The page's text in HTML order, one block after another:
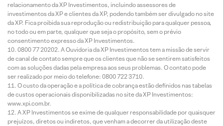
relacionamento da XP Investimentos, incluindo assessores de
investimentos da XP e clientes da XP, podendo também ser divulgado no site
da XP. Fica proibida sua reprodução ou redistribuição para qualquer pessoa,
no todo ou em parte, qualquer que seja o propósito, sem o prévio
consentimento expresso da XP Investimentos.
0800 77 20202. A Ouvidoria da XP Investimentos tem a missão de servir
de canal de contato sempre que os clientes que não se sentirem satisfeitos
com as soluções dadas pela empresa aos seus problemas. O contato pode
ser realizado por meio do telefone: 0800 722 3710.
O custo da operação e a política de cobrança estão definidos nas tabelas
de custos operacionais disponibilizadas no site da XP Investimentos:
www.xpi.com.br.
A XP Investimentos se exime de qualquer responsabilidade por quaisquer
prejuízos, diretos ou indiretos, que venham a decorrer da utilização deste